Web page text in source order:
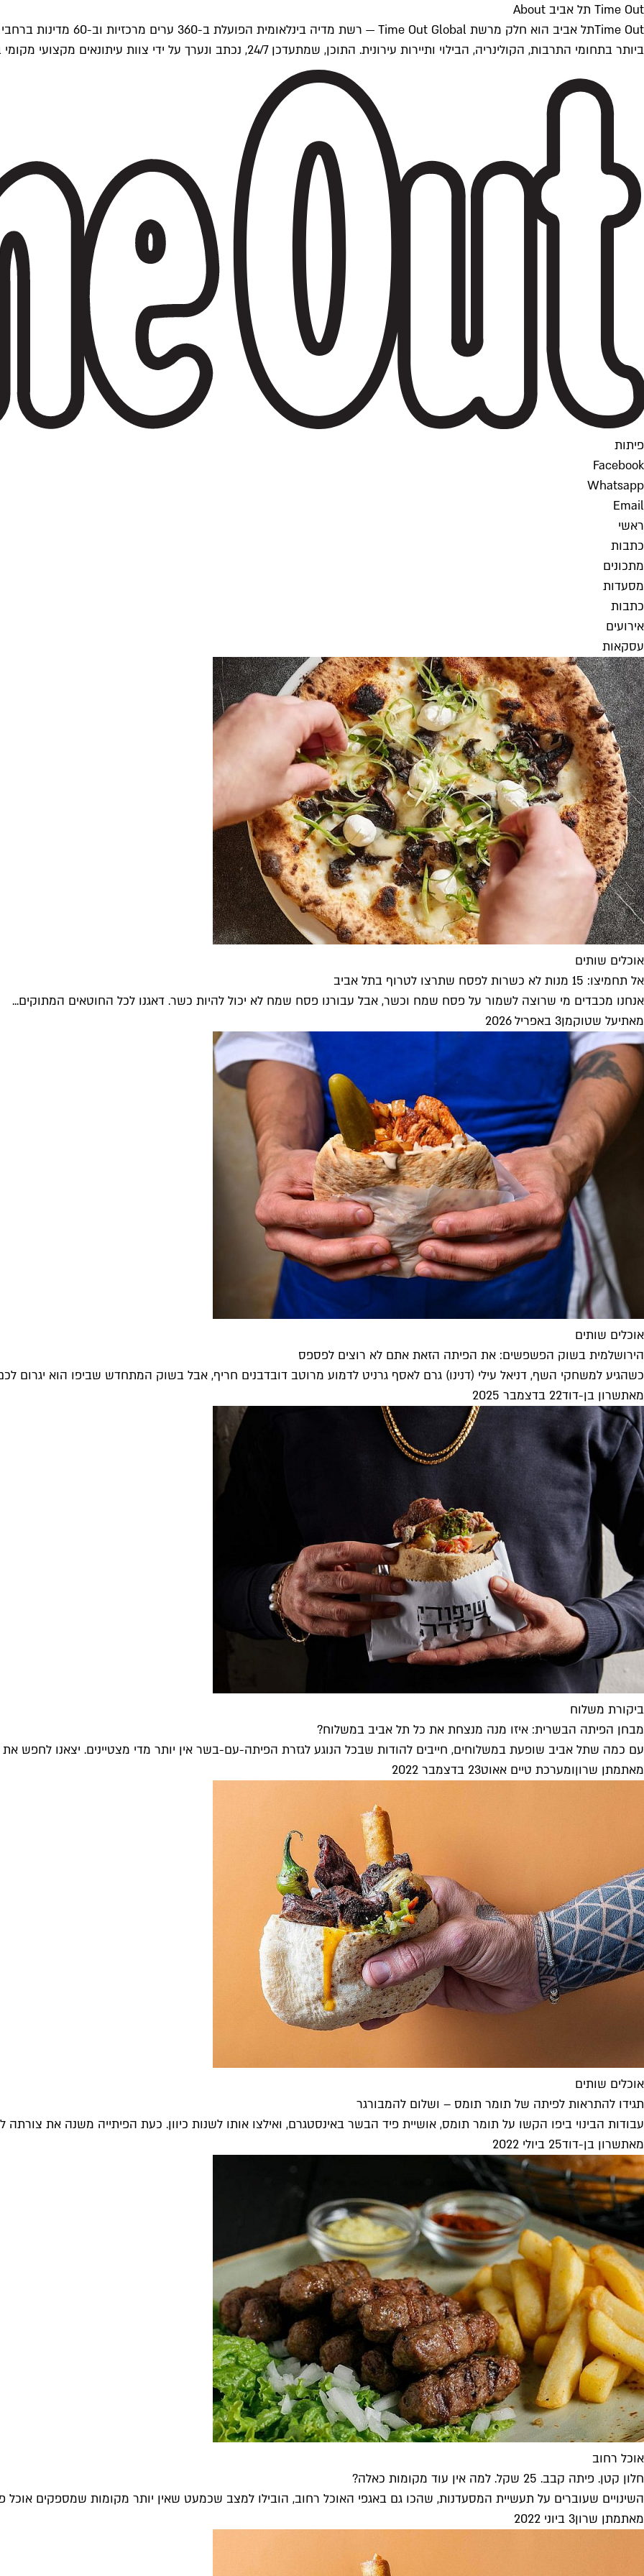
Time Out תל אביב About
ביותר בתחומי התרבות, הקולינריה, הבילוי ותיירות עירונית. התוכן, שמתעדכן 24/7, נכתב ונערך על ידי צוות עיתונאים מקצועי מקומי בישראל, בהתאם לסטנדרטים של Time Out העולמית.
פיתות
Facebook
Whatsapp
Email
ראשי
כתבות
מתכונים
מסעדות
כתבות
אירועים
עסקאות
אוכלים שותים
אל תחמיצו: 15 מנות לא כשרות לפסח שתרצו לטרוף בתל אביב
אנחנו מכבדים מי שרוצה לשמור על פסח שמח וכשר, אבל עבורנו פסח שמח לא יכול להיות כשר. דאגנו לכל החוטאים המתוקים...
מאתיעל שטוקמן3 באפריל 2026
אוכלים שותים
הירושלמית בשוק הפשפשים: את הפיתה הזאת אתם לא רוצים לפספס
כשהגיע למשחקי השף, דניאל עילי (דנינו) גרם לאסף גרניט לדמוע מרוטב דובדבנים חריף, אבל בשוק המתחדש שביפו הוא יגרום
מאתשרון בן-דוד22 בדצמבר 2025
ביקורת משלוח
מבחן הפיתה הבשרית: איזו מנה מנצחת את כל תל אביב במשלוח?
עם כמה שתל אביב שופעת במשלוחים, חייבים להודות שבכל הנוגע לגזרת הפיתה-עם-בשר אין יותר מדי מצטיינים. יצאנו לחפש
מאתמתן שרוןומערכת טיים אאוט23 בדצמבר 2022
אוכלים שותים
תגידו להתראות לפיתה של תומר תומס – ושלום להמבורגר
עבודות הבינוי ביפו הקשו על תומר תומס, אושיית פיד הבשר באינסטגרם, ואילצו אותו לשנות כיוון. כעת הפיתייה משנה את צורתה
מאתשרון בן-דוד25 ביולי 2022
אוכל רחוב
חלון קטן. פיתה קבב. 25 שקל. למה אין עוד מקומות כאלה?
השינויים שעוברים על תעשיית המסעדנות, שהכו גם באגפי האוכל רחוב, הובילו למצב שכמעט שאין יותר מקומות שמספקים אוכל
מאתמתן שרון3 ביוני 2022